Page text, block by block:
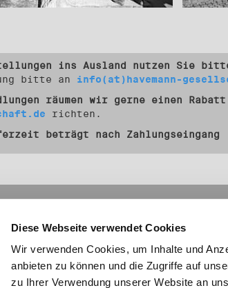
Diese Webseite verwendet Cookies
Wir verwenden Cookies, um Inhalte und
anbieten zu können und die Zugriffe auf
zu Ihrer Verwendung unserer Website an
ins Ausland nutzen Sie
bitte an info(at)havemann-
räumen wir gerne einen
richten.
beträgt nach
Impressum
Disclaimer
Datenschutz